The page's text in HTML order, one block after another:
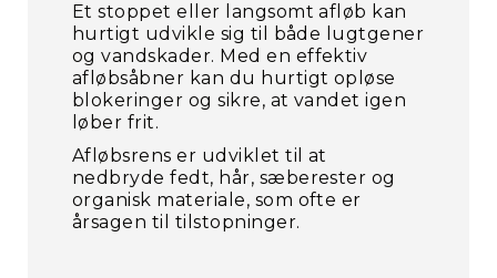
Et stoppet eller langsomt afløb kan
hurtigt udvikle sig til både lugtgener
og vandskader. Med en effektiv
afløbsåbner kan du hurtigt opløse
blokeringer og sikre, at vandet igen
løber frit.
Afløbsrens er udviklet til at
nedbryde fedt, hår, sæberester og
organisk materiale, som ofte er
årsagen til tilstopninger.